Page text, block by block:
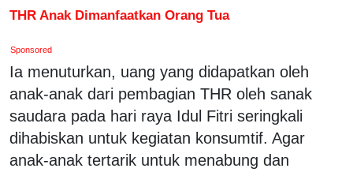
THR Anak Dimanfaatkan Orang Tua
Sponsored
Ia menuturkan, uang yang didapatkan oleh
anak-anak dari pembagian THR oleh sanak
saudara pada hari raya Idul Fitri seringkali
dihabiskan untuk kegiatan konsumtif. Agar
anak-anak tertarik untuk menabung dan